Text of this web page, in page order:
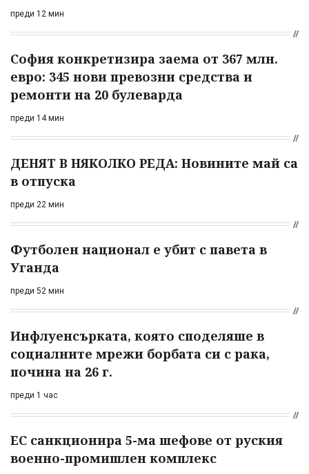
преди 12 мин
София конкретизира заема от 367 млн.
евро: 345 нови превозни средства и
ремонти на 20 булеварда
преди 14 мин
ДЕНЯТ В НЯКОЛКО РЕДА: Новините май са
в отпуска
преди 22 мин
Футболен национал е убит с павета в
Уганда
преди 52 мин
Инфлуенсърката, която споделяше в
социалните мрежи борбата си с рака,
почина на 26 г.
преди 1 час
ЕС санкционира 5-ма шефове от руския
военно-промишлен комплекс